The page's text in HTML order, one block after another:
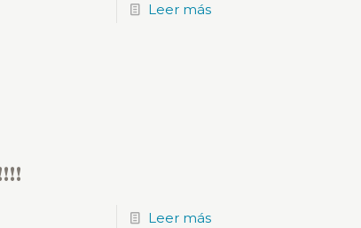
Leer más
Leer más